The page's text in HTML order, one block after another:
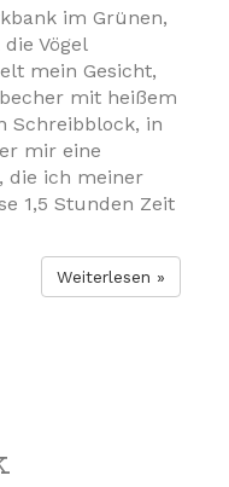
im Grünen,
Vögel
mein Gesicht,
mit heißem
Schreibblock, in
mir eine
die ich meiner
1,5 Stunden Zeit
Weiterlesen »